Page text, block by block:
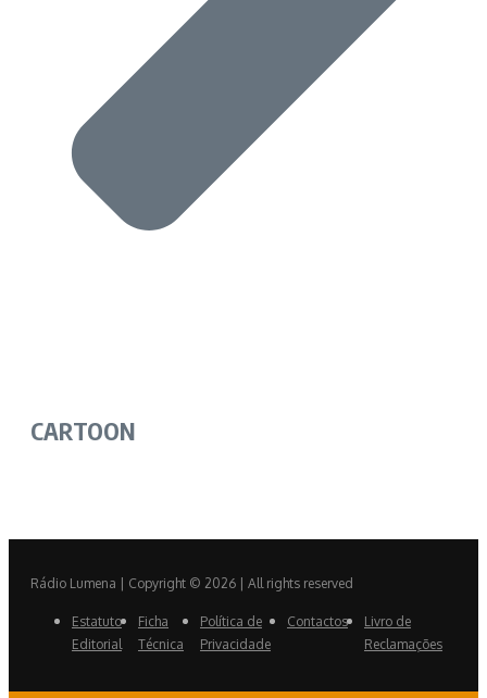
CARTOON
Rádio Lumena | Copyright © 2026 | All rights reserved
Estatuto
Editorial
Ficha
Técnica
Política de
Privacidade
Contactos
Livro de
Reclamações